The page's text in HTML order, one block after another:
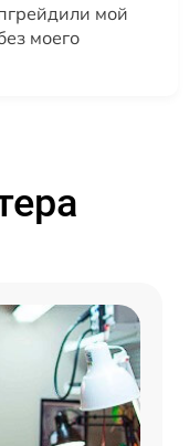
мой
моего